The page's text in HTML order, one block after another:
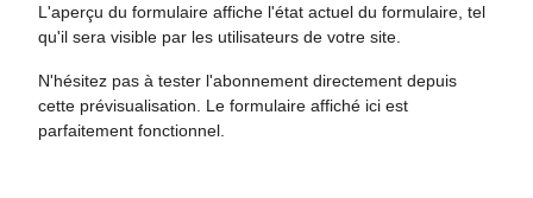
L'aperçu du formulaire affiche l'état actuel du formulaire, tel
qu'il sera visible par les utilisateurs de votre site.
N'hésitez pas à tester l'abonnement directement depuis
cette prévisualisation. Le formulaire affiché ici est
parfaitement fonctionnel.